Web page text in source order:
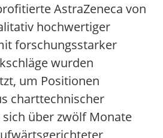
AstraZeneca von
hochwertiger
forschungsstarker
wurden
um Positionen
charttechnischer
sich über zwölf Monate